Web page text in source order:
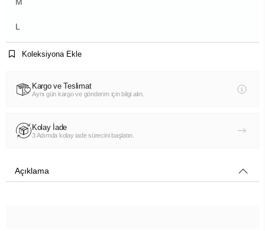
L
Koleksiyona Ekle
Kargo ve Teslimat
Aynı gün kargo ve gönderim için bilgi alın.
Kolay İade
3 Adımda kolay iade sürecini başlatın.
Açıklama